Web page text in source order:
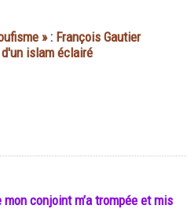
» : François Gautier
islam éclairé
mon conjoint m’a trompée et mis